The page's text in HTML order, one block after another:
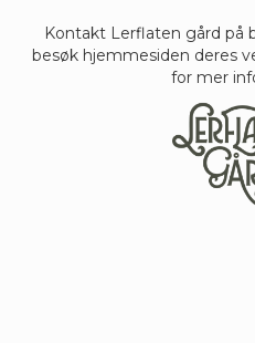
Kontakt Lerflaten gård på
besøk hjemmesiden deres
for mer